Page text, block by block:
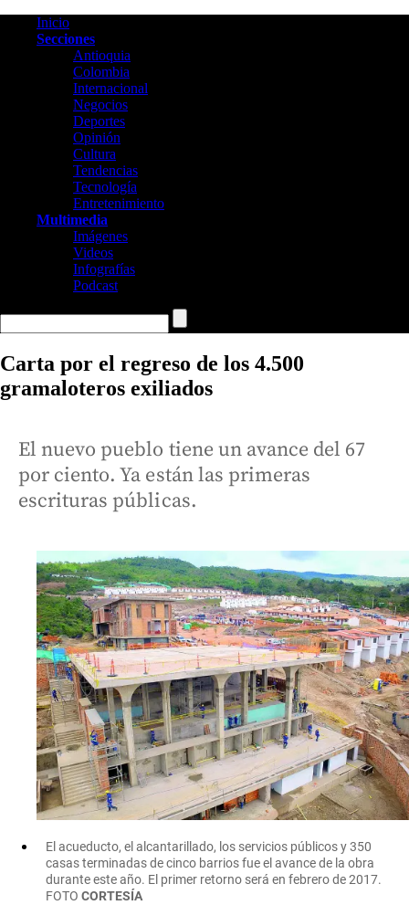
Inicio
Secciones
Antioquia
Colombia
Internacional
Negocios
Deportes
Opinión
Cultura
Tendencias
Tecnología
Entretenimiento
Multimedia
Imágenes
Videos
Infografías
Podcast
Carta por el regreso de los 4.500
gramaloteros exiliados
El nuevo pueblo tiene un avance del 67
por ciento. Ya están las primeras
escrituras públicas.
El acueducto, el alcantarillado, los servicios públicos y 350
casas terminadas de cinco barrios fue el avance de la obra
durante este año. El primer retorno será en febrero de 2017.
FOTO CORTESÍA